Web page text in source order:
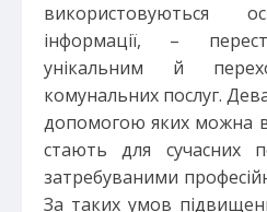
використовуються
інформації, –
унікальним й
комунальних послуг.
допомогою яких можна
стають для сучасних
затребуваними
За таких умов